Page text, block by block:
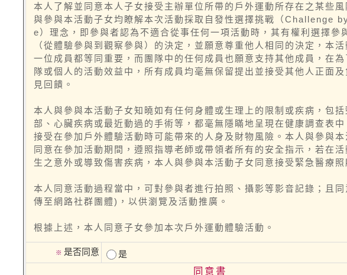
本人了解並同意本人子女接受主辦單位所帶的戶外運動所存在之某些
與參與本活動子女均瞭解本次活動採取自發性選擇挑戰（Challenge
e）理念，即參與者認為不適合從事任何一項活動時，其有權利選擇參
（從體驗參與到觀察參與）的決定，並願意尊重他人相同的決定，本
一位成員都等同重要，而團隊中的任何成員也願意支持其他成員，在
隊或個人的活動效益中，所有成員均毫無保留提出並接受其他人正面
見回饋。
本人與參與本活動子女知曉如有任何身體或生理上的限制或疾病，包
部、心臟疾病或最近動過的手術等，都毫無隱瞞地呈現在健康調查表
接受在參加戶外體驗活動時可能帶來的人身及財物風險。本人與參與
同意在參加活動期間，遵照指導老師或帶領者所有的安全指示，若在
生之意外或導致傷害疾病，本人與參與本活動子女同意接受緊急醫療
本人同意活動過程當中，可對參與者進行拍照、攝影等影音記錄；且
傳至網路社群團體)，以供瀏覽及活動推廣。
根據上述，本人同意子女參加本次戶外運動體驗活動。
※ 是否同意 是
同意書